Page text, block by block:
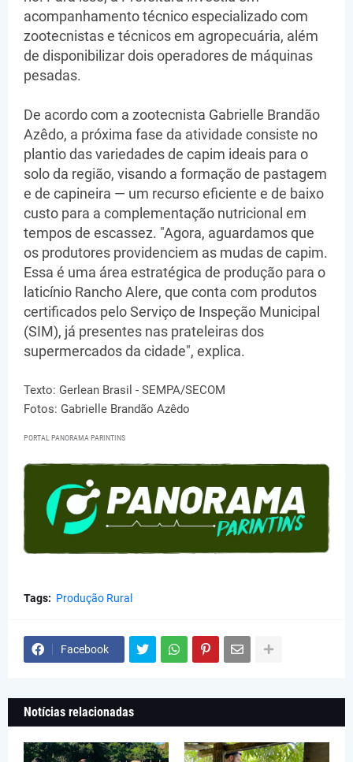
acompanhamento técnico especializado com
zootecnistas e técnicos em agropecuária, além
de disponibilizar dois operadores de máquinas
pesadas.
​De acordo com a zootecnista Gabrielle Brandão
Azêdo, a próxima fase da atividade consiste no
plantio das variedades de capim ideais para o
solo da região, visando a formação de pastagem
e de capineira — um recurso eficiente e de baixo
custo para a complementação nutricional em
tempos de escassez. "Agora, aguardamos que
os produtores providenciem as mudas de capim.
Essa é uma área estratégica de produção para o
laticínio Rancho Alere, que conta com produtos
certificados pelo Serviço de Inspeção Municipal
(SIM), já presentes nas prateleiras dos
supermercados da cidade", explica.
Texto: Gerlean Brasil - SEMPA/SECOM
Fotos: Gabrielle Brandão Azêdo
PORTAL PANORAMA PARINTINS
Tags: Produção Rural
Facebook
Notícias relacionadas